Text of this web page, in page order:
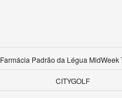
Farmácia Padrão da Légua MidWeek
CITYGOLF